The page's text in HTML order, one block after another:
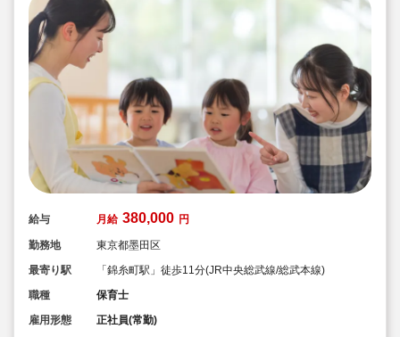
給与 月給 380,000 円
勤務地
東京都墨田区
最寄り駅
「錦糸町駅」徒歩11分(JR中央総武線/総武本線)
職種
保育士
雇用形態
正社員(常勤)